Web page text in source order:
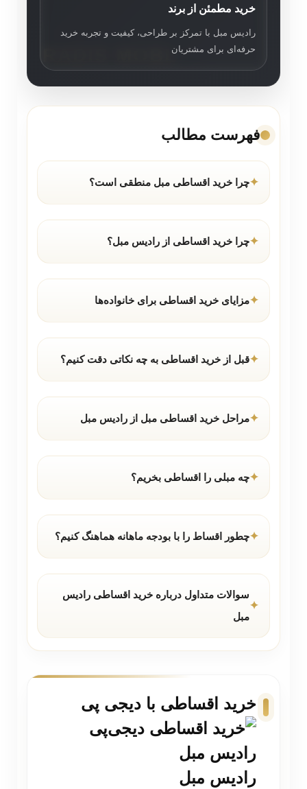
خرید مطمئن از برند
رادیس مبل با تمرکز بر طراحی، کیفیت و تجربه خرید
حرفه‌ای برای مشتریان
فهرست مطالب
چرا خرید اقساطی مبل منطقی است؟
چرا خرید اقساطی از رادیس مبل؟
مزایای خرید اقساطی برای خانواده‌ها
قبل از خرید اقساطی به چه نکاتی دقت کنیم؟
مراحل خرید اقساطی مبل از رادیس مبل
چه مبلی را اقساطی بخریم؟
چطور اقساط را با بودجه ماهانه هماهنگ کنیم؟
سوالات متداول درباره خرید اقساطی رادیس
مبل
خرید اقساطی با دیجی پی
رادیس مبل